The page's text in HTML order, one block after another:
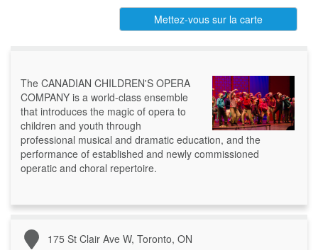
Mettez-vous sur la carte
The CANADIAN CHILDREN'S OPERA
COMPANY is a world-class ensemble
that introduces the magic of opera to
children and youth through
professional musical and dramatic education, and the
performance of established and newly commissioned
operatic and choral repertoire.
175 St Clair Ave W, Toronto, ON